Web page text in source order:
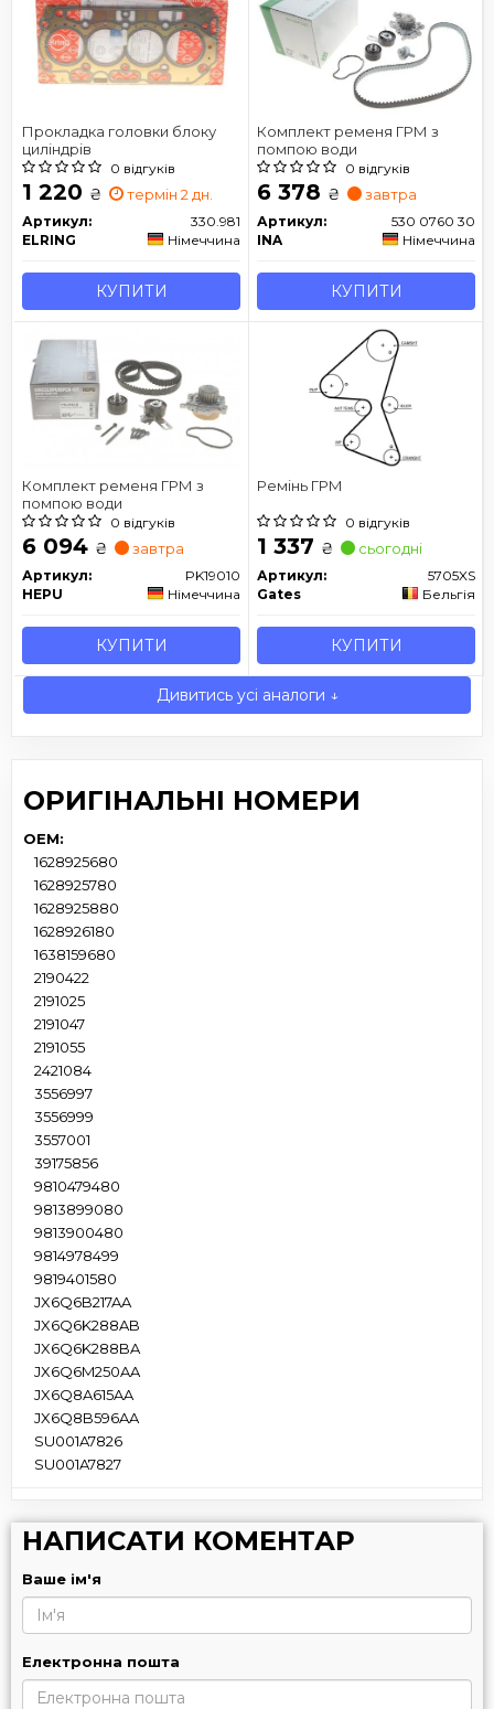
Прокладка головки блоку
циліндрів
0 відгуків
1 220 ₴ термін 2 дн.
Артикул:
330.981
ELRING
Німеччина
КУПИТИ
Комплект ременя ГРМ з
помпою води
0 відгуків
6 378 ₴ завтра
Артикул:
530 0760 30
INA
Німеччина
КУПИТИ
Комплект ременя ГРМ з
помпою води
0 відгуків
6 094 ₴ завтра
Артикул:
PK19010
HEPU
Німеччина
КУПИТИ
Ремінь ГРМ
0 відгуків
1 337 ₴ сьогодні
Артикул:
5705XS
Gates
Бельгія
КУПИТИ
Дивитись усі аналоги ↓
ОРИГІНАЛЬНІ НОМЕРИ
OEM:
1628925680
1628925780
1628925880
1628926180
1638159680
2190422
2191025
2191047
2191055
2421084
3556997
3556999
3557001
39175856
9810479480
9813899080
9813900480
9814978499
9819401580
JX6Q6B217AA
JX6Q6K288AB
JX6Q6K288BA
JX6Q6M250AA
JX6Q8A615AA
JX6Q8B596AA
SU001A7826
SU001A7827
НАПИСАТИ КОМЕНТАР
Ваше ім'я
Електронна пошта